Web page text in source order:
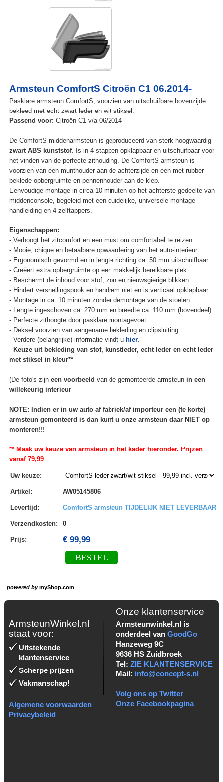
Armsteun ComfortS Citroën C1 06.2014-
Pasklare armsteun ComfortS, voorzien van uitschuifbare bovenzijde
bekleed met echt zwart leder en wit stiksel.
Passend voor: Citroën C1 v/a 06/2014
De ComfortS middenarmsteun is geproduceerd van sterk hoogwaardig
zwart ABS kunststof. Is in 4 stappen opklapbaar en uitschuifbaar voor
het vinden van de perfecte zithouding. De ComfortS armsteun is
voorzien van een munthouder aan de achterzijde en een met rubber
beklede opbergruimte en pennenhouder aan de klep.
Eenvoudige montage in circa 10 minuten op het achterste gedeelte van
middenconsole, begeleid met een duidelijke, universele montage
handleiding en 4 zelftappers.
Eigenschappen:
- Verhoogt het zitcomfort en een must om comfortabel te reizen.
- Mooie, chique en betaalbare opwaardering van het auto-interieur.
- Ergonomisch gevormd en in lengte richting ca. 50 mm uitschuifbaar.
- Creëert extra opbergruimte op een makkelijk bereikbare plek.
- Beschermt de inhoud voor stof, zon en nieuwsgierige blikken.
- Hindert versnellingspook en handrem niet en is verticaal opklapbaar.
- Montage in ca. 10 minuten zonder demontage van de stoelen.
- Lengte ingeschoven ca. 270 mm en breedte ca. 110 mm (bovendeel).
- Perfecte zithoogte door pasklare montagevoet.
- Deksel voorzien van aangename bekleding en clipsluiting.
- Verdere (belangrijke) informatie vindt u hier.
- Keuze uit bekleding van stof, kunstleder, echt leder en echt leder
met stiksel in kleur**
(De foto's zijn een voorbeeld van de gemonteerde armsteun in een
willekeurig interieur
NOTE: Indien er in uw auto af fabriek/af importeur een (te korte)
armsteun gemonteerd is dan kunt u onze armsteun daar NIET op
monteren!!!
** Maak uw keuze van armsteun in het kader hieronder. Prijzen
vanaf 79,99
Uw keuze:
Artikel : AW05145806
Levertijd : ComfortS armsteun TIJDELIJK NIET LEVERBAAR
Verzendkosten: 0
Prijs: € 99,99
BESTEL
powered bymyShop.com
ArmsteunWinkel.nl
staat voor:
Uitstekende
klantenservice
Scherpe prijzen
Vakmanschap!
Algemene voorwaarden
Privacybeleid
Onze klantenservice
Armsteunwinkel.nl is
onderdeel van GoodGo
Hanzeweg 9C
9636 HS Zuidbroek
Tel: ZIE KLANTENSERVICE
Mail: info@concept-s.nl
Volg ons op Twitter
Onze Facebookpagina